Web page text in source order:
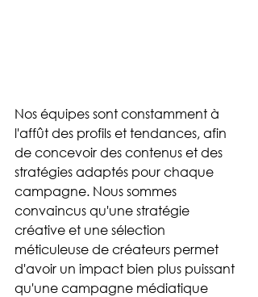
Nos équipes sont constamment à
l'affût des profils et tendances, afin
de concevoir des contenus et des
stratégies adaptés pour chaque
campagne. Nous sommes
convaincus qu'une stratégie
créative et une sélection
méticuleuse de créateurs permet
d'avoir un impact bien plus puissant
qu'une campagne médiatique